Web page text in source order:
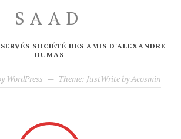
SAAD
SOCIÉTÉ DES AMIS D'ALEXANDRE
DUMAS
WordPress — Theme: JustWrite byAcosmin